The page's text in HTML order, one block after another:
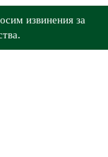
извинения за